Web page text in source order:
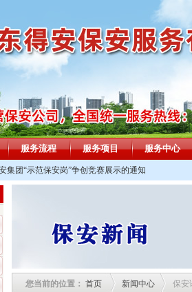
服务流程 服务项目 服务中心
集团“示范保安岗”争创竞赛展示的通知
您当前的位置： 首页 新闻中心 保安